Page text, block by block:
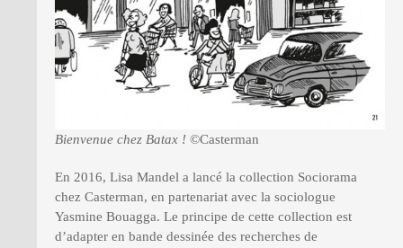
Bienvenue chez Batax ! ©Casterman
En 2016, Lisa Mandel a lancé la collection Sociorama
chez Casterman, en partenariat avec la sociologue
Yasmine Bouagga. Le principe de cette collection est
d’adapter en bande dessinée des recherches de